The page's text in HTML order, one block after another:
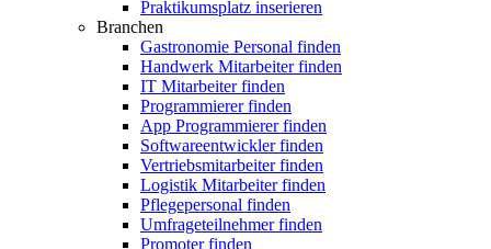
Praktikumsplatz inserieren
Branchen
Gastronomie Personal finden
Handwerk Mitarbeiter finden
IT Mitarbeiter finden
Programmierer finden
App Programmierer finden
Softwareentwickler finden
Vertriebsmitarbeiter finden
Logistik Mitarbeiter finden
Pflegepersonal finden
Umfrageteilnehmer finden
Promoter finden